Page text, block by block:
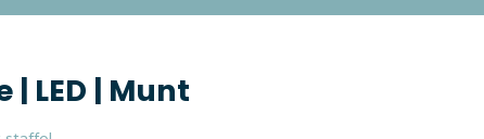
LED | Munt